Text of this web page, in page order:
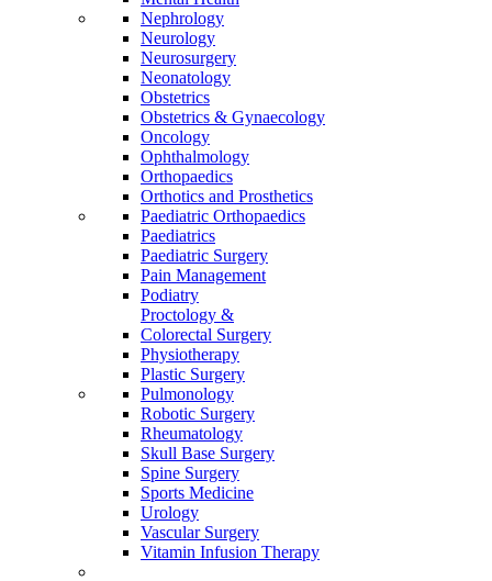
Nephrology
Neurology
Neurosurgery
Neonatology
Obstetrics
Obstetrics & Gynaecology
Oncology
Ophthalmology
Orthopaedics
Orthotics and Prosthetics
Paediatric Orthopaedics
Paediatrics
Paediatric Surgery
Pain Management
Podiatry
Proctology &
Colorectal Surgery
Physiotherapy
Plastic Surgery
Pulmonology
Robotic Surgery
Rheumatology
Skull Base Surgery
Spine Surgery
Sports Medicine
Urology
Vascular Surgery
Vitamin Infusion Therapy